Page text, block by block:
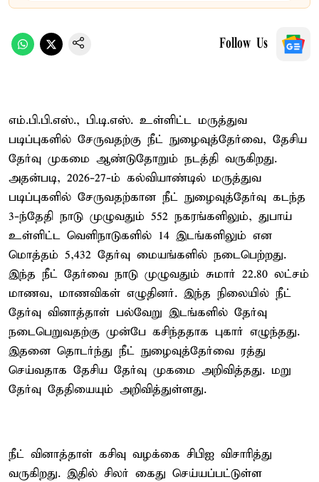
Follow Us
எம்.பி.பி.எஸ்., பி.டி.எஸ். உள்ளிட்ட மருத்துவ
படிப்புகளில் சேருவதற்கு நீட் நுழைவுத்தேர்வை, தேசிய
தேர்வு முகமை ஆண்டுதோறும் நடத்தி வருகிறது.
அதன்படி, 2026-27-ம் கல்வியாண்டில் மருத்துவ
படிப்புகளில் சேருவதற்கான நீட் நுழைவுத்தேர்வு கடந்த
3-ந்தேதி நாடு முழுவதும் 552 நகரங்களிலும், துபாய்
உள்ளிட்ட வெளிநாடுகளில் 14 இடங்களிலும் என
மொத்தம் 5,432 தேர்வு மையங்களில் நடைபெற்றது.
இந்த நீட் தேர்வை நாடு முழுவதும் சுமார் 22.80 லட்சம்
மாணவ, மாணவிகள் எழுதினர். இந்த நிலையில் நீட்
தேர்வு வினாத்தாள் பல்வேறு இடங்களில் தேர்வு
நடைபெறுவதற்கு முன்பே கசிந்ததாக புகார் எழுந்தது.
இதனை தொடர்ந்து நீட் நுழைவுத்தேர்வை ரத்து
செய்வதாக தேசிய தேர்வு முகமை அறிவித்தது. மறு
தேர்வு தேதியையும் அறிவித்துள்ளது.
நீட் வினாத்தாள் கசிவு வழக்கை சிபிஐ விசாரித்து
வருகிறது. இதில் சிலர் கைது செய்யப்பட்டுள்ள